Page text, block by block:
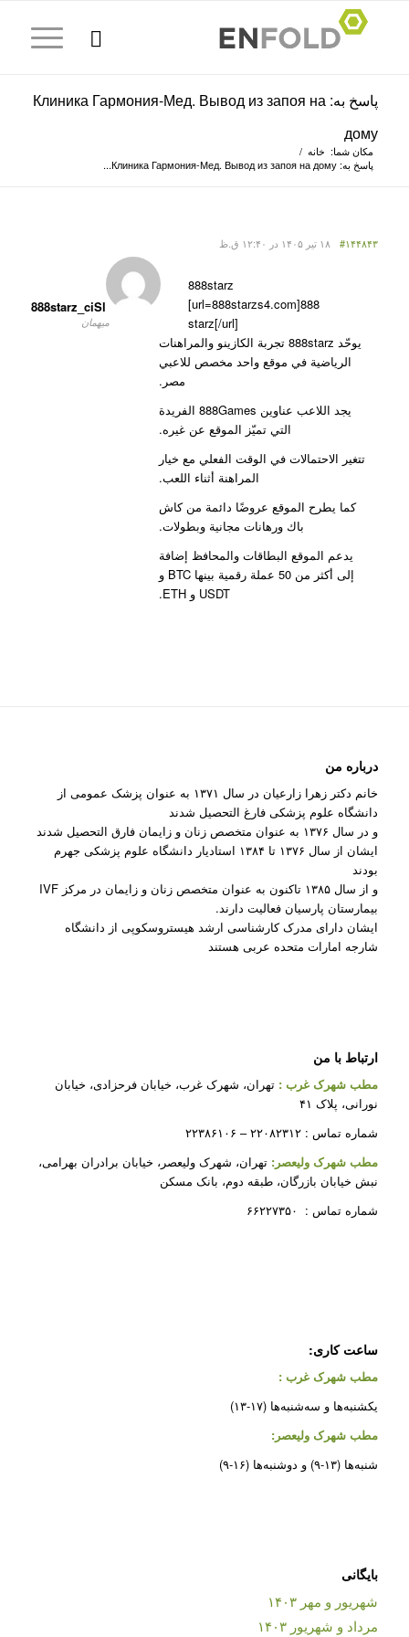
پاسخ به: Клиника Гармония-Мед. Вывод из запоя на
дому
مکان شما: خانه /
پاسخ به: Клиника Гармония-Мед. Вывод из запоя на дому...
۱۸ تیر ۱۴۰۵ در ۱۲:۴۰ ق.ظ #۱۴۴۸۴۳
888starz_ciSl
میهمان
888starz
[url=888starzs4.com]888
starz[/url]
يوحّد 888starz تجربة الكازينو والمراهنات
الرياضية في موقع واحد مخصص للاعبي
مصر.
يجد اللاعب عناوين 888Games الفريدة
التي تميّز الموقع عن غيره.
تتغير الاحتمالات في الوقت الفعلي مع خيار
المراهنة أثناء اللعب.
كما يطرح الموقع عروضًا دائمة من كاش
باك ورهانات مجانية وبطولات.
يدعم الموقع البطاقات والمحافظ إضافة
إلى أكثر من 50 عملة رقمية بينها BTC و
USDT و ETH.
درباره من
خانم دکتر زهرا زارعیان در سال ۱۳۷۱ به عنوان پزشک عمومی از
دانشگاه علوم پزشکی فارغ التحصیل شدند
و در سال ۱۳۷۶ به عنوان متخصص زنان و زایمان فارق التحصیل شدند
ایشان از سال ۱۳۷۶ تا ۱۳۸۴ استادیار دانشگاه علوم پزشکی جهرم
بودند
و از سال ۱۳۸۵ تاکنون به عنوان متخصص زنان و زایمان در مرکز IVF
بیمارستان پارسیان فعالیت دارند.
ایشان دارای مدرک کارشناسی ارشد هیستروسکوپی از دانشگاه
شارجه امارات متحده عربی هستند
ارتباط با من
مطب شهرک غرب : تهران، شهرک غرب، خیابان فرحزادی، خیابان
نورانی، پلاک ۴۱
شماره تماس : ۲۲۰۸۲۳۱۲ – ۲۲۳۸۶۱۰۶
مطب شهرک ولیعصر: تهران، شهرک ولیعصر، خیابان برادران بهرامی،
نبش خیابان بازرگان، طبقه دوم، بانک مسکن
شماره تماس : ۶۶۲۲۷۳۵۰
ساعت کاری:
مطب شهرک غرب :
یکشنبه‌ها و سه‌شنبه‌ها (۱۷-۱۳)
مطب شهرک ولیعصر:
شنبه‌ها (۱۳-۹) و دوشنبه‌ها (۱۶-۹)
بایگانی
شهریور و مهر ۱۴۰۳
مرداد و شهریور ۱۴۰۳